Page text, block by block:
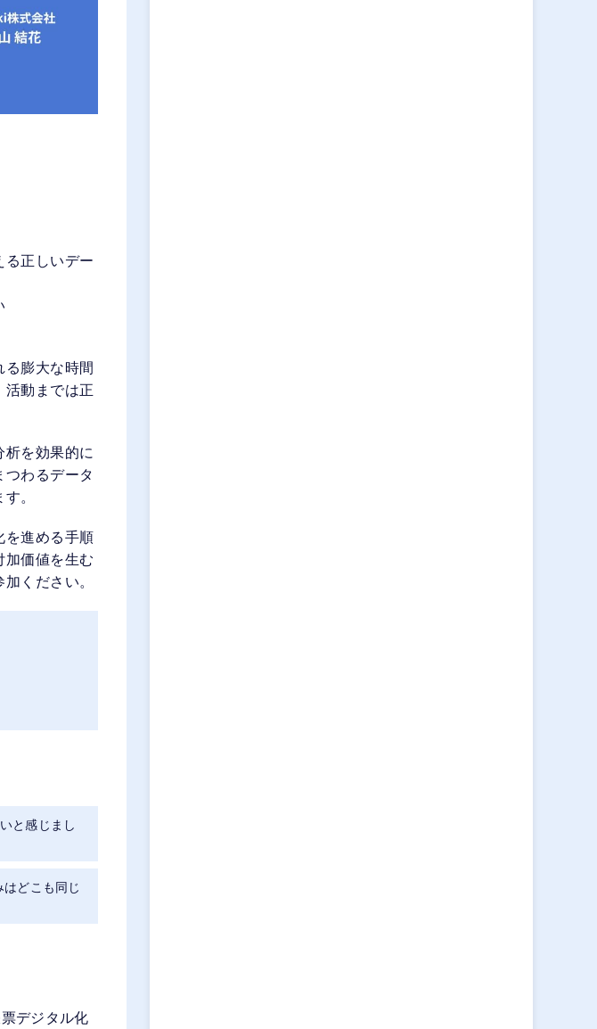
る正しいデー
膨大な時間
活動までは正
を効果的に
わるデータ
。
を進める手順
加価値を生む
ください。
と感じまし
どこも同じ
デジタル化